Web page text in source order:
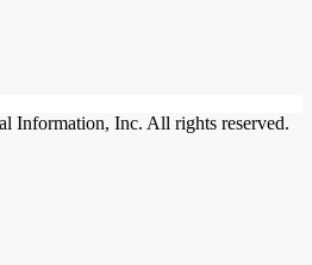
Information, Inc. All rights reserved.